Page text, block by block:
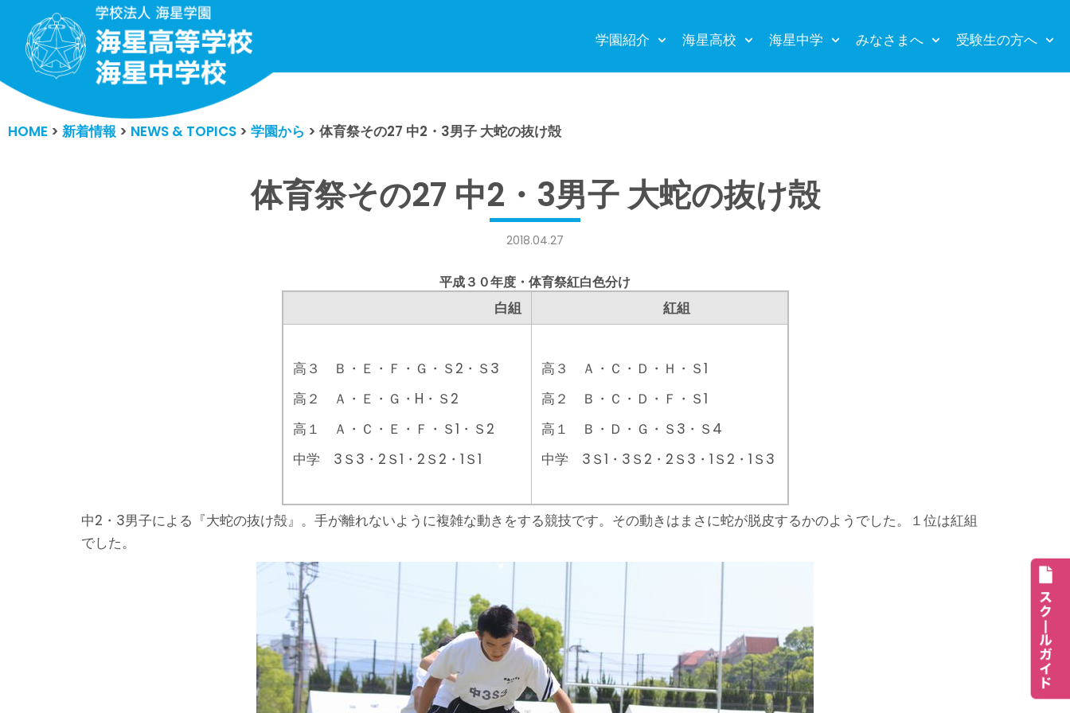
コ
テ
ツ
学園紹介 海星高校 海星中学 みなさまへ 受験生の方へ
HOME > 新着情報> NEWS & TOPICS > 学園から > 体育祭その27 中2・3男子 大蛇の抜け殻
体育祭その27 中2・3男子 大蛇の抜け殻
2018.04.27
平成３０年度・体育祭紅白色分け
白組 紅組
高３ Ｂ・Ｅ・Ｆ・Ｇ・Ｓ2・Ｓ3
高２ Ａ・Ｅ・Ｇ・H・Ｓ2
高１ Ａ・Ｃ・Ｅ・Ｆ・Ｓ1・Ｓ2
中学 3Ｓ3・2Ｓ1・2Ｓ2・1Ｓ1
高３ Ａ・Ｃ・Ｄ・Ｈ・Ｓ1
高２ Ｂ・Ｃ・Ｄ・Ｆ・Ｓ1
高１ Ｂ・Ｄ・Ｇ・Ｓ3・Ｓ4
中学 3Ｓ1・3Ｓ2・2Ｓ3・1Ｓ2・1Ｓ3
中2・3男子による『大蛇の抜け殻』。手が離れないように複雑な動きをする競技です。その動きはまさに蛇が脱皮するかのようでした。１位は紅組
でした。